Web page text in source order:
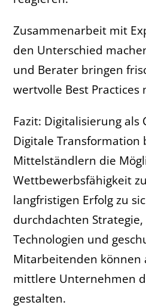
Zusammenarbeit mit
den Unterschied
und Berater bringen
wertvolle Best Practices
Fazit: Digitalisierung als
Digitale Transformation
Mittelständlern die
Wettbewerbsfähigkeit
langfristigen Erfolg zu
durchdachten
Technologien und
Mitarbeitenden können
mittlere Unternehmen
gestalten.